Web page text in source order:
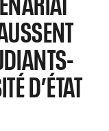
D’ÉTAT